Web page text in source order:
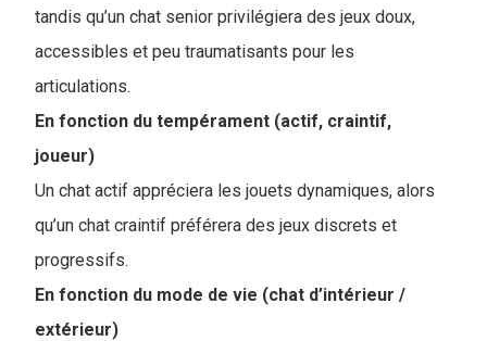
tandis qu’un chat senior privilégiera des jeux doux,
accessibles et peu traumatisants pour les
articulations.
En fonction du tempérament (actif, craintif,
joueur)
Un chat actif appréciera les jouets dynamiques, alors
qu’un chat craintif préférera des jeux discrets et
progressifs.
En fonction du mode de vie (chat d’intérieur /
extérieur)